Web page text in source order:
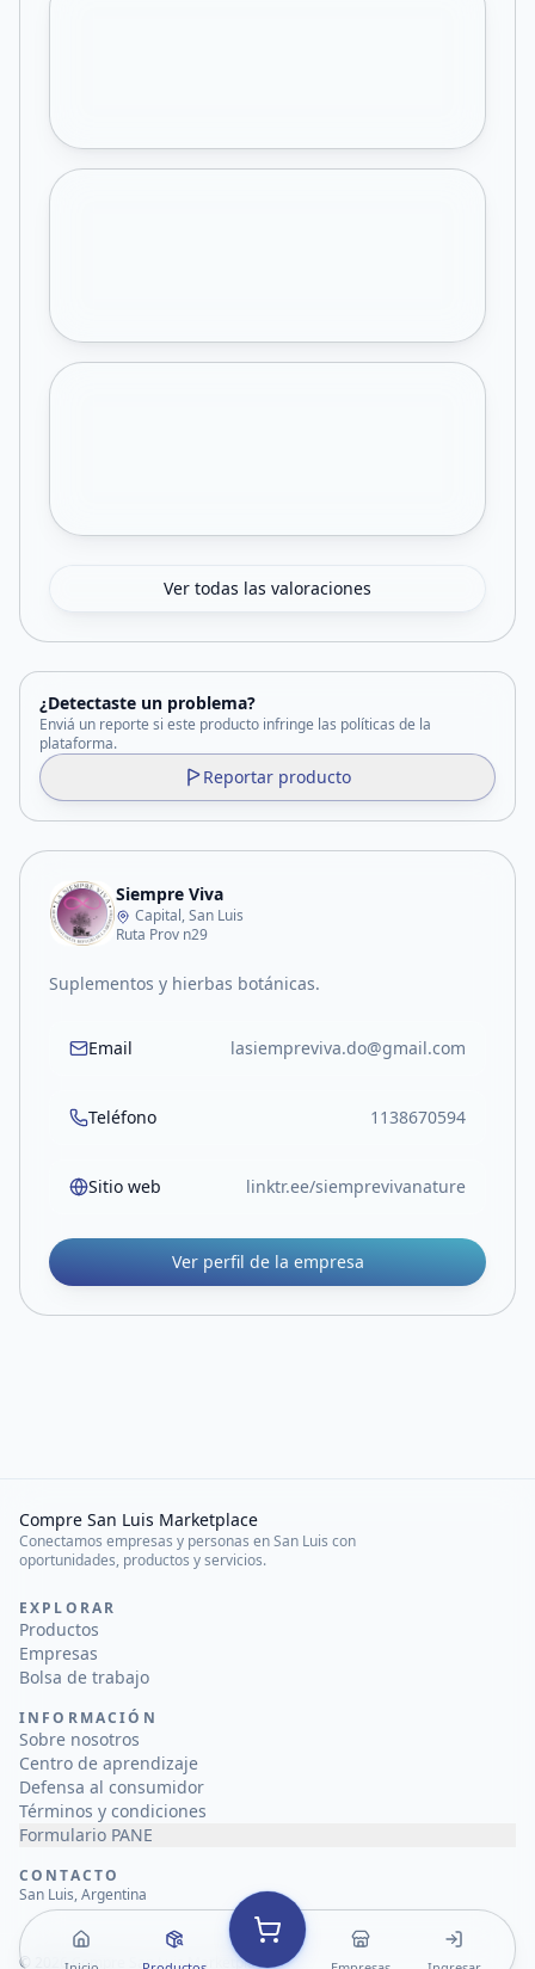
Ver todas las valoraciones
¿Detectaste un problema?
Enviá un reporte si este producto infringe las políticas de la
plataforma.
Reportar producto
Siempre Viva
Capital, San Luis
Ruta Prov n29
Suplementos y hierbas botánicas.
Email lasiempreviva.do@gmail.com
Teléfono 1138670594
Sitio web linktr.ee/siemprevivanature
Ver perfil de la empresa
Compre San Luis Marketplace
Conectamos empresas y personas en San Luis con
oportunidades, productos y servicios.
EXPLORAR
Productos
Empresas
Bolsa de trabajo
INFORMACIÓN
Sobre nosotros
Centro de aprendizaje
Defensa al consumidor
Términos y condiciones
Formulario PANE
CONTACTO
San Luis, Argentina
© 2026Compre San Luis Marketplace